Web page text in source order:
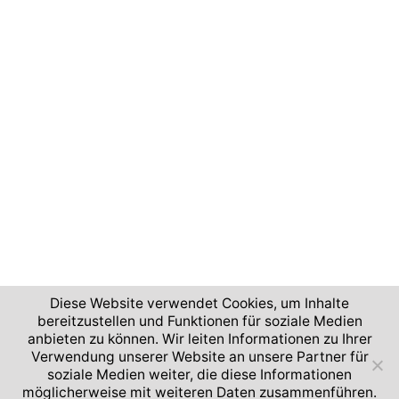
Diese Website verwendet Cookies, um Inhalte
bereitzustellen und Funktionen für soziale Medien
anbieten zu können. Wir leiten Informationen zu Ihrer
Verwendung unserer Website an unsere Partner für
soziale Medien weiter, die diese Informationen
möglicherweise mit weiteren Daten zusammenführen.